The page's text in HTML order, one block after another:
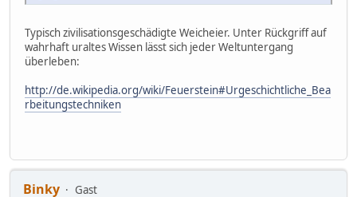
Typisch zivilisationsgeschädigte Weicheier. Unter Rückgriff auf
wahrhaft uraltes Wissen lässt sich jeder Weltuntergang
überleben:
http://de.wikipedia.org/wiki/Feuerstein#Urgeschichtliche_Bea
rbeitungstechniken
Binky
Gast